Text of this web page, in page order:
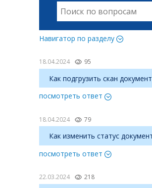
Навигатор по разделу
18.04.2024 95
Как подгрузить скан
посмотреть ответ
18.04.2024 79
Как изменить статус
посмотреть ответ
22.03.2024 218